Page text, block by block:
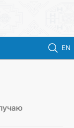
EN